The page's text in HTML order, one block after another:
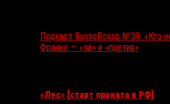
Подкаст RussoRosso №39: «Кто
Франко — «за» и «против»
«Лес» [старт проката в РФ]